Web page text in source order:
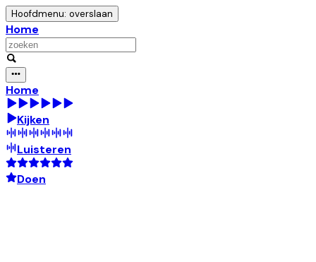
Hoofdmenu: overslaan
Home
Home
Kijken
Luisteren
Doen